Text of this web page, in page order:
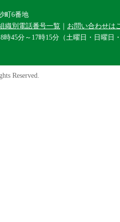
町6番地
織別電話番号一覧 ｜ お問い合わせは
45分～17時15分（土曜日・日曜日
Reserved.